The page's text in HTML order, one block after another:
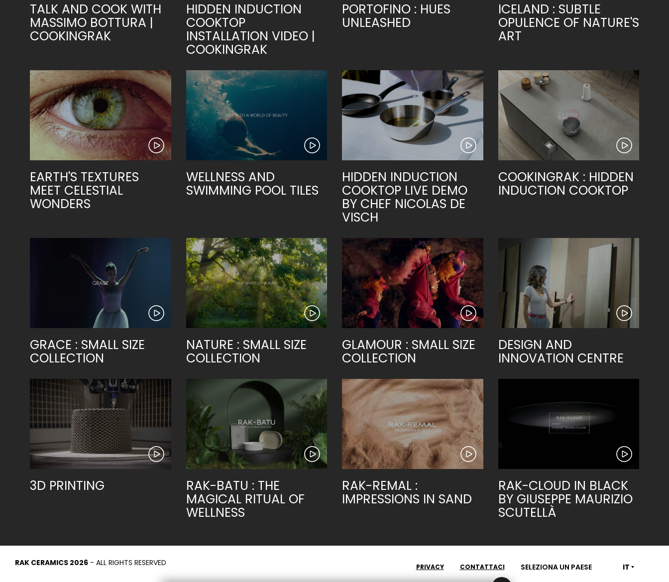
TALK AND COOK WITH
MASSIMO BOTTURA |
COOKINGRAK
HIDDEN INDUCTION
COOKTOP
INSTALLATION VIDEO |
COOKINGRAK
PORTOFINO : HUES
UNLEASHED
ICELAND : SUBTLE
OPULENCE OF NATURE'S
ART
EARTH'S TEXTURES
MEET CELESTIAL
WONDERS
WELLNESS AND
SWIMMING POOL TILES
HIDDEN INDUCTION
COOKTOP LIVE DEMO
BY CHEF NICOLAS DE
VISCH
COOKINGRAK : HIDDEN
INDUCTION COOKTOP
GRACE : SMALL SIZE
COLLECTION
NATURE : SMALL SIZE
COLLECTION
GLAMOUR : SMALL SIZE
COLLECTION
DESIGN AND
INNOVATION CENTRE
3D PRINTING RAK-BATU : THE
MAGICAL RITUAL OF
WELLNESS
RAK-REMAL :
IMPRESSIONS IN SAND
RAK-CLOUD IN BLACK
BY GIUSEPPE MAURIZIO
SCUTELLÀ
RAK CERAMICS 2026 - ALL RIGHTS RESERVED PRIVACY CONTATTACI SELEZIONA UN PAESE IT